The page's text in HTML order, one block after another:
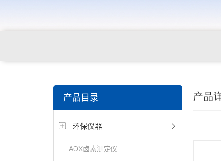
产品目录
环保仪器
AOX卤素测定仪
产品